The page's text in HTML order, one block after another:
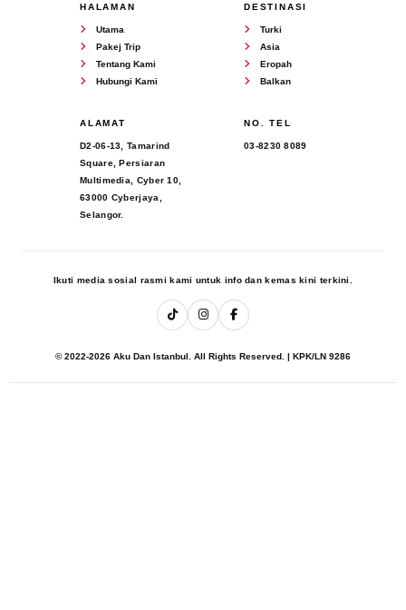
HALAMAN
Utama
Pakej Trip
Tentang Kami
Hubungi Kami
DESTINASI
Turki
Asia
Eropah
Balkan
ALAMAT
D2-06-13, Tamarind
Square, Persiaran
Multimedia, Cyber 10,
63000 Cyberjaya,
Selangor.
NO. TEL
03-8230 8089
Ikuti media sosial rasmi kami untuk info dan kemas kini terkini.
© 2022-2026 Aku Dan Istanbul. All Rights Reserved. | KPK/LN 9286